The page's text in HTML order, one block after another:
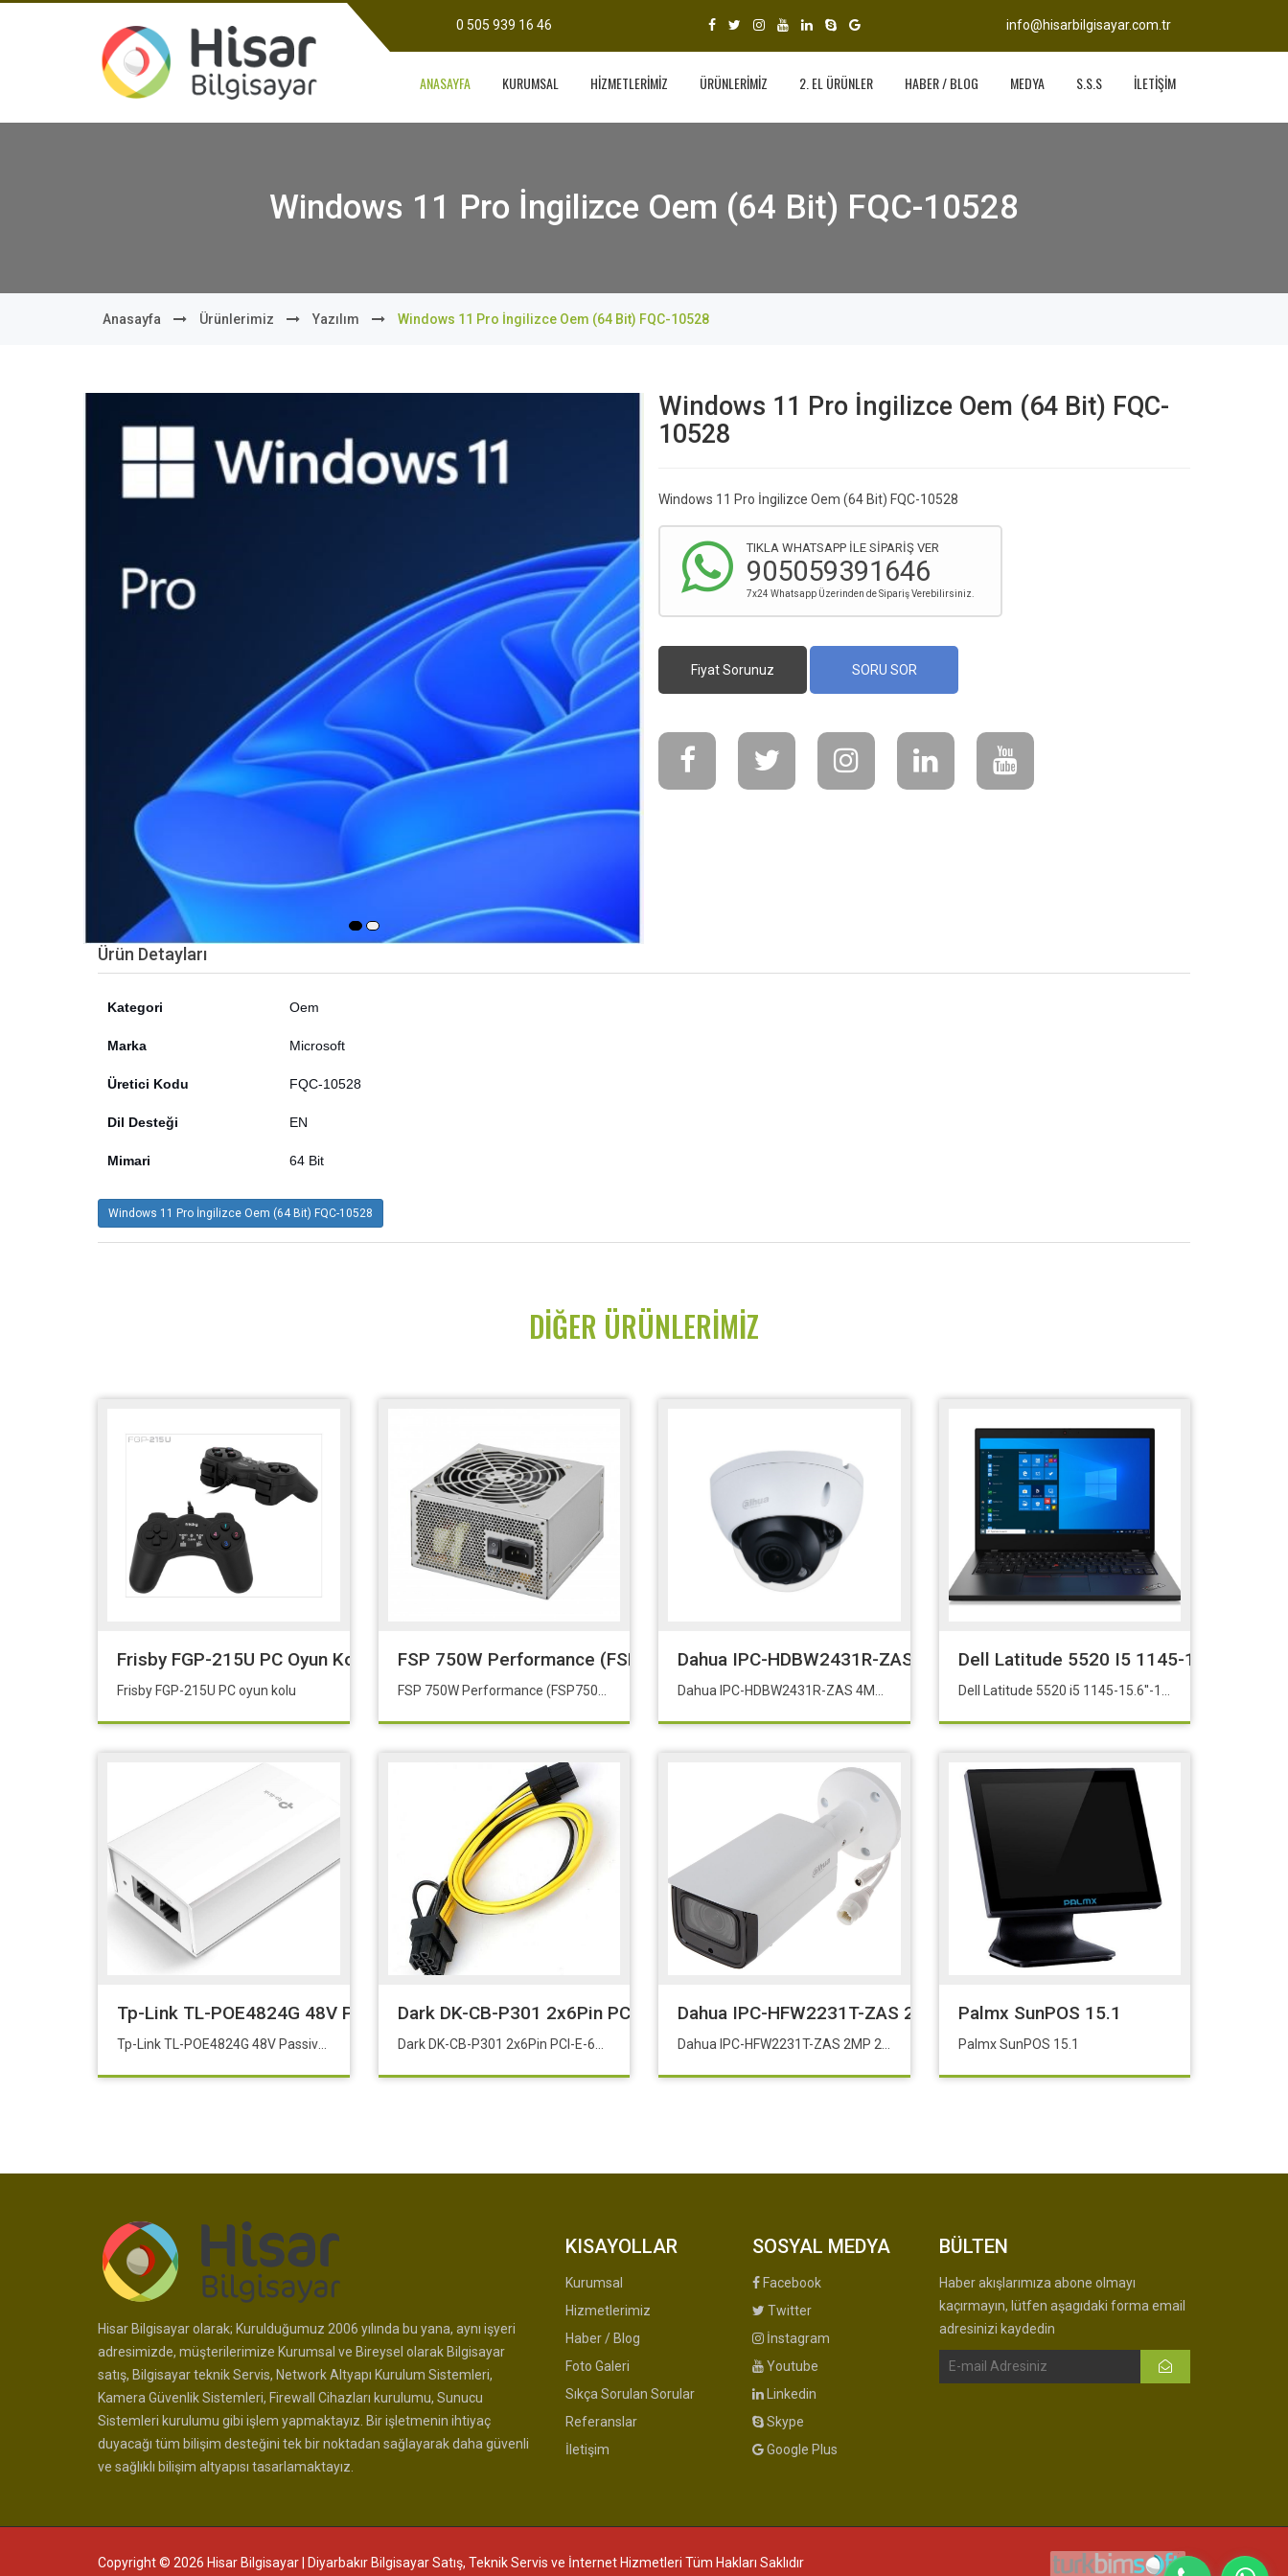
0 505 939 16 46 info@hisarbilgisayar.com.tr
ANASAYFA KURUMSAL HİZMETLERİMİZ ÜRÜNLERİMİZ 2. EL ÜRÜNLER HABER / BLOG MEDYA S.S.S İLETİŞİM
Windows 11 Pro İngilizce Oem (64 Bit) FQC-10528
Anasayfa Ürünlerimiz Yazılım Windows 11 Pro İngilizce Oem (64 Bit) FQC-10528
Windows 11 Pro İngilizce Oem (64 Bit) FQC-
10528
Windows 11 Pro İngilizce Oem (64 Bit) FQC-10528
TIKLA WHATSAPP İLE SİPARİŞ VER
905059391646
7x24 Whatsapp Üzerinden de Sipariş Verebilirsiniz.
Fiyat Sorunuz SORU SOR
Ürün Detayları
Kategori Oem
Marka Microsoft
Üretici Kodu FQC-10528
Dil Desteği EN
Mimari 64 Bit
Windows 11 Pro İngilizce Oem (64 Bit) FQC-10528
DIĞER ÜRÜNLERIMIZ
Frisby FGP-215U PC Oyun Kolu
Frisby FGP-215U PC oyun kolu
FSP 750W Performance (FSP750-50AAA)Dahua IPC-HDBW2431R-ZAS 4MP 2.7mm-13.5 IR Dome 1 / 3 “ CMOS
Dell Latitude 5520 I5 1145-15.6''-16G-
Tp-Link TL-POE4824G 48V Passive PoE Adaptör* SMB-TL-POE4824G
Dark DK-CB-P301 2x6Pin PCI-E-6+2pin PCI-E Dnştürcü Güç Kablosu
Dahua IPC-HFW2231T-ZAS 2MP 2.7-13.5 Bullet Kamera 1 / 2.8
Palmx SunPOS 15.1
Palmx SunPOS 15.1
Hisar Bilgisayar olarak; Kurulduğumuz 2006 yılında bu yana, aynı işyeri
adresimizde, müşterilerimize Kurumsal ve Bireysel olarak Bilgisayar
satış, Bilgisayar teknik Servis, Network Altyapı Kurulum Sistemleri,
Kamera Güvenlik Sistemleri, Firewall Cihazları kurulumu, Sunucu
Sistemleri kurulumu gibi işlem yapmaktayız. Bir işletmenin ihtiyaç
duyacağı tüm bilişim desteğini tek bir noktadan sağlayarak daha güvenli
ve sağlıklı bilişim altyapısı tasarlamaktayız.
KISAYOLLAR
Kurumsal
Hizmetlerimiz
Haber / Blog
Foto Galeri
Sıkça Sorulan Sorular
Referanslar
İletişim
SOSYAL MEDYA
Facebook
Twitter
İnstagram
Youtube
Linkedin
Skype
Google Plus
BÜLTEN
Haber akışlarımıza abone olmayı
kaçırmayın, lütfen aşagıdaki forma email
adresinizi kaydedin
Copyright © 2026 Hisar Bilgisayar | Diyarbakır Bilgisayar Satış, Teknik Servis ve İnternet Hizmetleri Tüm Hakları Saklıdır